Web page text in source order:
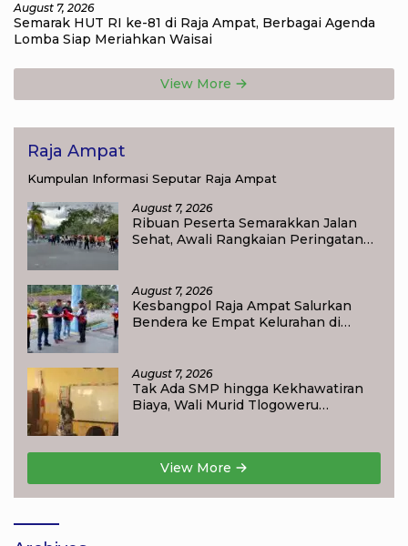
August 7, 2026
Semarak HUT RI ke-81 di Raja Ampat, Berbagai Agenda
Lomba Siap Meriahkan Waisai
View More
Raja Ampat
Kumpulan Informasi Seputar Raja Ampat
August 7, 2026
Ribuan Peserta Semarakkan Jalan
Sehat, Awali Rangkaian Peringatan
August 7, 2026
Kesbangpol Raja Ampat Salurkan
Bendera ke Empat Kelurahan di
August 7, 2026
Tak Ada SMP hingga Kekhawatiran
Biaya, Wali Murid Tlogoweru
View More